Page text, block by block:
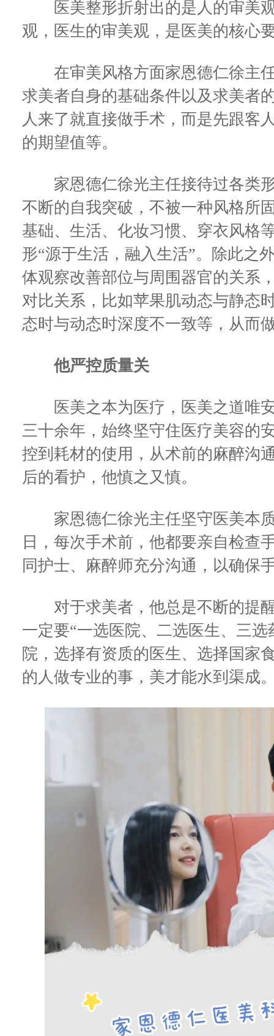
医美整形折射出的是人的审美观
观，医生的审美观，是医美的核心
在审美风格方面家恩德仁徐主任
求美者自身的基础条件以及求美者
人来了就直接做手术，而是先跟客
的期望值等。
家恩德仁徐光主任接待过各类形
不断的自我突破，不被一种风格所
基础、生活、化妆习惯、穿衣风格
形“源于生活，融入生活”。除此之
体观察改善部位与周围器官的关系
对比关系，比如苹果肌动态与静态
态时与动态时深度不一致等，从而
他严控质量关
医美之本为医疗，医美之道唯安
三十余年，始终坚守住医疗美容的
控到耗材的使用，从术前的麻醉沟
后的看护，他慎之又慎。
家恩德仁徐光主任坚守医美本质
日，每次手术前，他都要亲自检查
同护士、麻醉师充分沟通，以确保
对于求美者，他总是不断的提醒
一定要“一选医院、二选医生、三
院，选择有资质的医生、选择国家
的人做专业的事，美才能水到渠成